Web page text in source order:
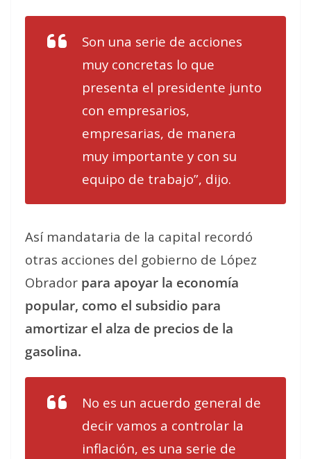
Son una serie de acciones
muy concretas lo que
presenta el presidente junto
con empresarios,
empresarias, de manera
muy importante y con su
equipo de trabajo”, dijo.
Así mandataria de la capital recordó
otras acciones del gobierno de López
Obrador para apoyar la economía
popular, como el subsidio para
amortizar el alza de precios de la
gasolina.
No es un acuerdo general de
decir vamos a controlar la
inflación, es una serie de